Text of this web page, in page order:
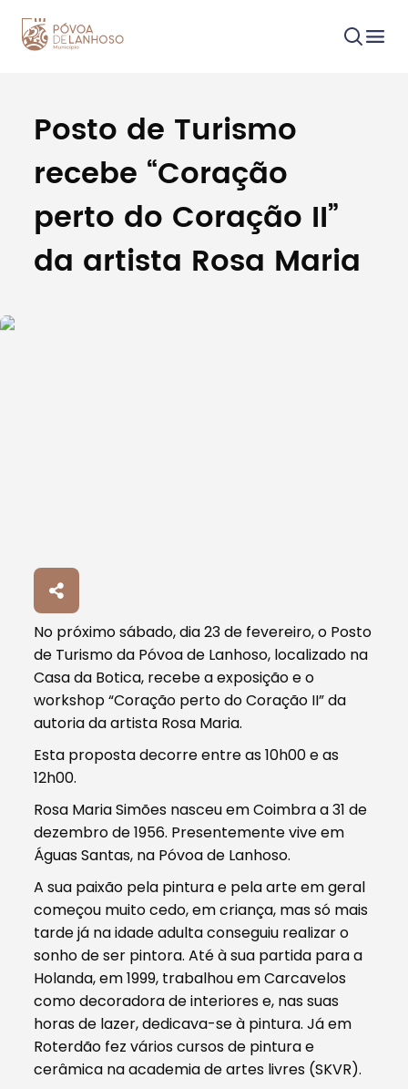
Procurar
Tipo de conteúdo
Posto de Turismo
recebe “Coração
perto do Coração II”
da artista Rosa Maria
No próximo sábado, dia 23 de fevereiro, o Posto
de Turismo da Póvoa de Lanhoso, localizado na
Casa da Botica, recebe a exposição e o
workshop “Coração perto do Coração II” da
autoria da artista Rosa Maria.
Esta proposta decorre entre as 10h00 e as
12h00.
Rosa Maria Simões nasceu em Coimbra a 31 de
dezembro de 1956. Presentemente vive em
Águas Santas, na Póvoa de Lanhoso.
A sua paixão pela pintura e pela arte em geral
começou muito cedo, em criança, mas só mais
tarde já na idade adulta conseguiu realizar o
sonho de ser pintora. Até à sua partida para a
Holanda, em 1999, trabalhou em Carcavelos
como decoradora de interiores e, nas suas
horas de lazer, dedicava-se à pintura. Já em
Roterdão fez vários cursos de pintura e
cerâmica na academia de artes livres (SKVR).